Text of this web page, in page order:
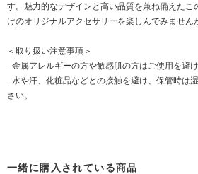
す。魅力的なデザインと高い品質を兼ね備えたこ
けのオリジナルアクセサリーを楽しんでみません
＜取り扱い注意事項＞
- 金属アレルギーの方や敏感肌の方はご使用を避け
- 水や汗、化粧品などとの接触を避け、保管時は
さい。
一緒に購入されている商品